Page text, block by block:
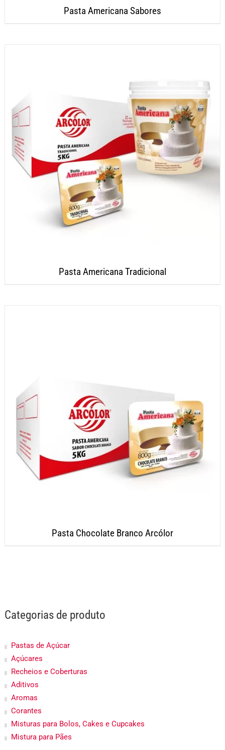
Pasta Americana Sabores
Pasta Americana Tradicional
Pasta Chocolate Branco Arcólor
Categorias de produto
Pastas de Açúcar
Açúcares
Recheios e Coberturas
Aditivos
Aromas
Corantes
Misturas para Bolos, Cakes e Cupcakes
Mistura para Pães